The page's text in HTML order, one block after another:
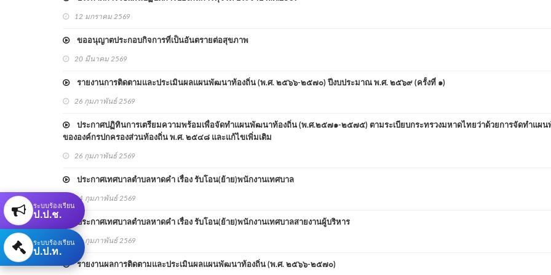
12 มกราคม 2569
ขออนุญาตประกอบกิจการที่เป็นอันตรายต่อสุขภาพ
20 มีนาคม 2569
รายงานการติดตามและประเมินผลแผนพัฒนาท้องถิ่น (พ.ศ. ๒๕๖๖-๒๕๗๐) ปีงบประมาณ พ.ศ. ๒๕๖๙ (ครั้งที่ ๑)
26 กุมภาพันธ์ 2569
ประกาศปฏิทินการเตรียมความพร้อมเพื่อจัดทำแผนพัฒนาท้องถิ่น (พ.ศ.๒๕๗๑-๒๕๗๕) ตามระเบียบกระทรวงมหาดไทยว่าด้วยการจัดทำแผ
ขององค์กรปกครองส่วนท้องถิ่น พ.ศ. ๒๕๔๘ และแก้ไขเพิ่มเติม
26 กุมภาพันธ์ 2569
ประกาศเทศบาลตำบลหาดคำ เรื่อง รับโอน(ย้าย)พนักงานเทศบาล
04 กุมภาพันธ์ 2569
ประกาศเทศบาลตำบลหาดคำ เรื่อง รับโอน(ย้าย)พนักงานเทศบาลสายงานผู้บริหาร
04 กุมภาพันธ์ 2569
รายงานผลการติดตามและประเมินผลแผนพัฒนาท้องถิ่น (พ.ศ. ๒๕๖๖-๒๕๗๐)
ระบบร้องเรียน
ป.ป.ช.
ระบบร้องเรียน
ป.ป.ท.